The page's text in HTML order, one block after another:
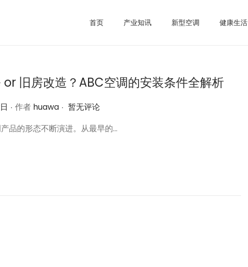
首页 产业知讯 新型空调 健康生活
or 旧房改造？ABC空调的安装条件全解析
. 作者 huawa . 暂无评论
品的形态不断演进。从最早的…